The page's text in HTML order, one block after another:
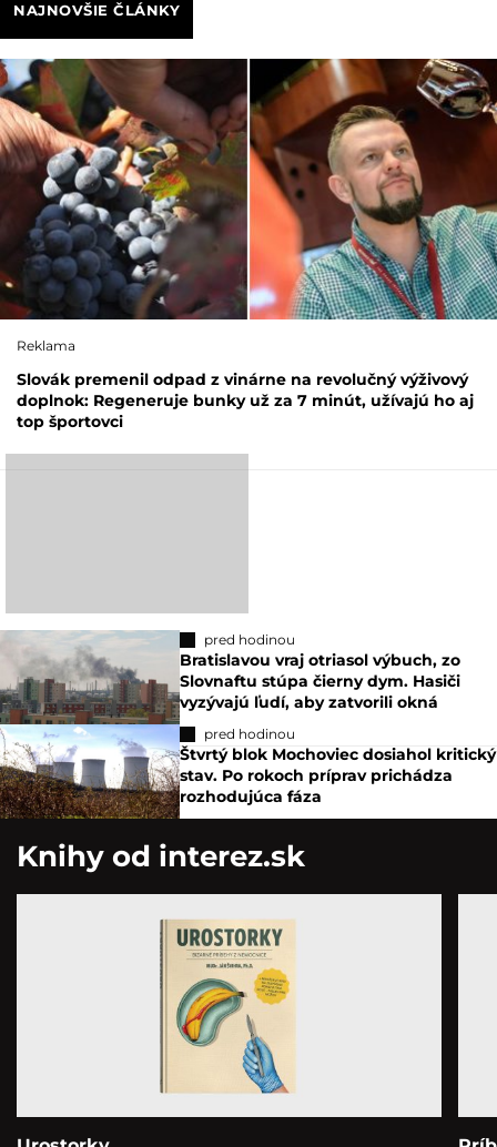
NAJNOVŠIE ČLÁNKY
Reklama
Slovák premenil odpad z vinárne na revolučný výživový
doplnok: Regeneruje bunky už za 7 minút, užívajú ho aj
top športovci
pred hodinou
Bratislavou vraj otriasol výbuch, zo
Slovnaftu stúpa čierny dym. Hasiči
vyzývajú ľudí, aby zatvorili okná
pred hodinou
Štvrtý blok Mochoviec dosiahol kritický
stav. Po rokoch príprav prichádza
rozhodujúca fáza
Knihy od interez.sk